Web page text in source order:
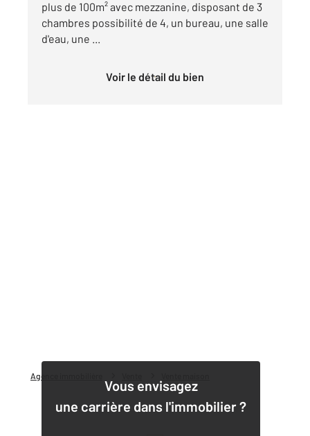
Agence immobilière
plus de 100m² avec mezzanine, disposant de 3
chambres possibilité de 4, un bureau, une salle
d'eau, une ...
Voir le détail du bien
Vous envisagez
une carrière dans l'immobilier ?